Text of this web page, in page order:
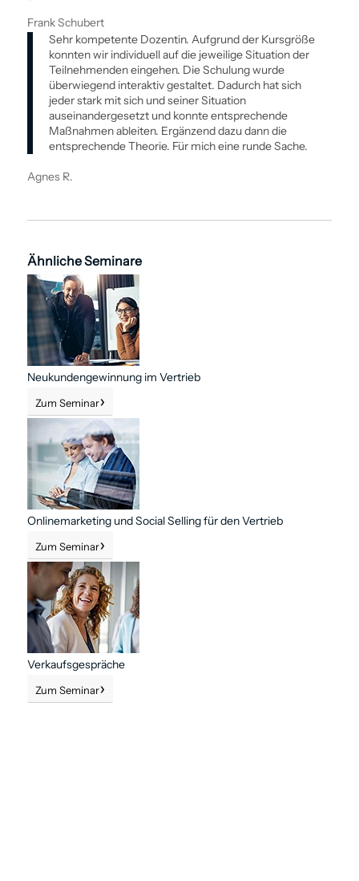
Frank Schubert
Sehr kompetente Dozentin. Aufgrund der Kursgröße
konnten wir individuell auf die jeweilige Situation der
Teilnehmenden eingehen. Die Schulung wurde
überwiegend interaktiv gestaltet. Dadurch hat sich
jeder stark mit sich und seiner Situation
auseinandergesetzt und konnte entsprechende
Maßnahmen ableiten. Ergänzend dazu dann die
entsprechende Theorie. Für mich eine runde Sache.
Agnes R.
Ähnliche Seminare
Neukundengewinnung im Vertrieb
Zum Seminar
Online­marketing und Social Selling für den Vertrieb
Zum Seminar
Verkaufs­gespräche
Zum Seminar